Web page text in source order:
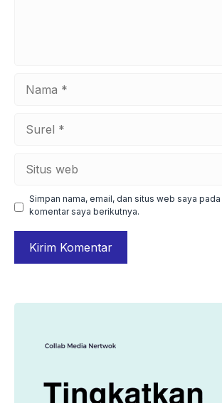
web
Simpan nama, email, dan situs web saya
komentar saya berikutnya.